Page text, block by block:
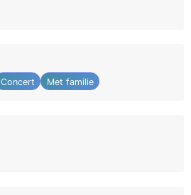
Concert Met familie